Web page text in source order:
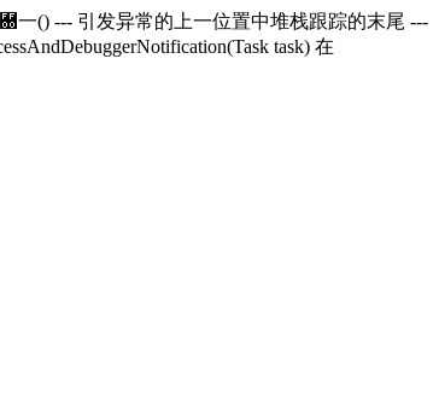
一() --- 引发异常的上一位置中堆栈跟踪的末尾 ---
task) 在